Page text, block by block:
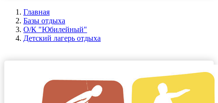
Главная
Базы отдыха
О/К "Юбилейный"
Детский лагерь отдыха